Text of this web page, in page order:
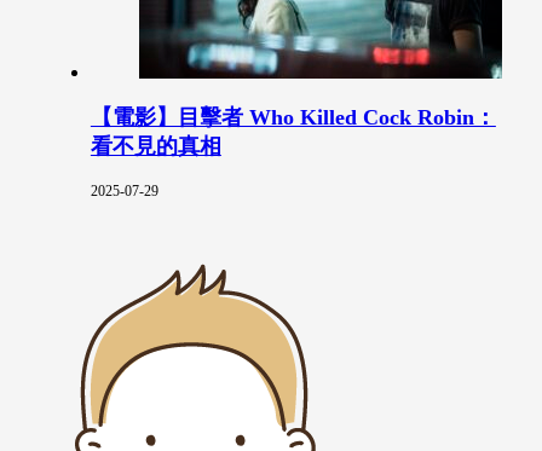
【電影】目擊者 Who Killed Cock Robin：
看不見的真相
2025-07-29